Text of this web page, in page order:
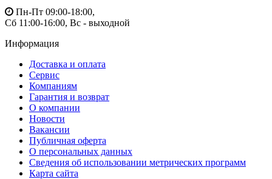
Пн-Пт 09:00-18:00,
Сб 11:00-16:00, Вс - выходной
Информация
Доставка и оплата
Сервис
Компаниям
Гарантия и возврат
О компании
Новости
Вакансии
Публичная оферта
О персональных данных
Сведения об использовании метрических программ
Карта сайта